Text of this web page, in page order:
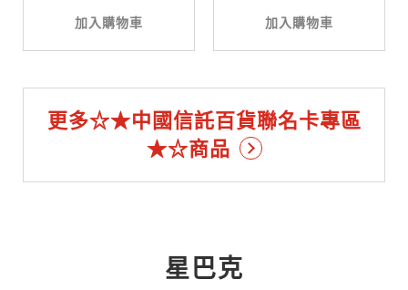
加入購物車 加入購物車
更多☆★中國信託百貨聯名卡專區
★☆商品
星巴克